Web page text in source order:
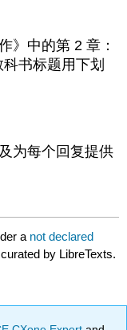
》中的第 2 章：
书标题用下划
为每个回复提供
a not declared
by LibreTexts.